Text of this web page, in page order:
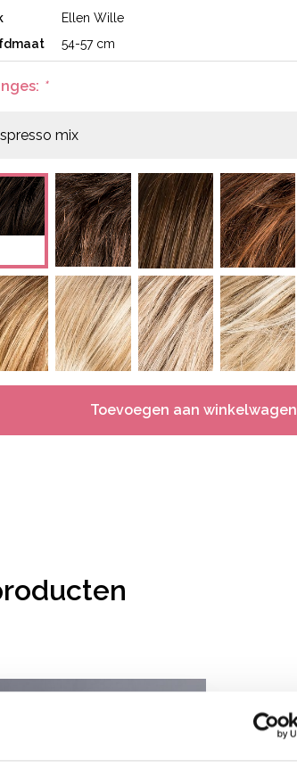
Ellen Wille
54-57 cm
*
Toevoegen aan winkelwagen